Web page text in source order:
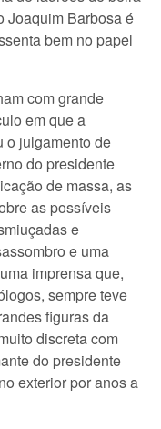
Joaquim Barbosa é
bem no papel
com grande
em que a
o julgamento de
do presidente
de massa, as
as possíveis
e
e uma
imprensa que,
sempre teve
figuras da
discreta com
do presidente
exterior por anos a